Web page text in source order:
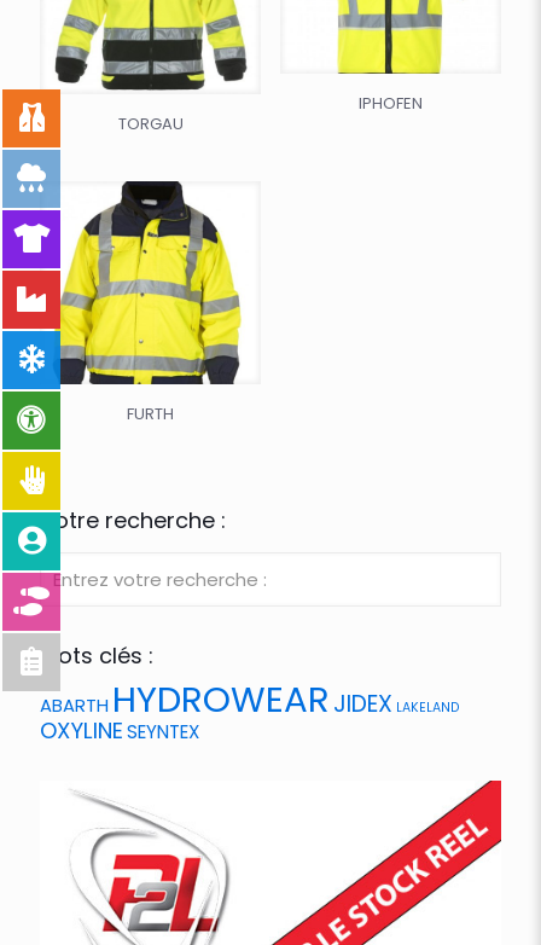
TORGAU
IPHOFEN
FURTH
Votre recherche :
Mots clés :
ABARTH HYDROWEAR JIDEX LAKELAND
OXYLINESEYNTEX